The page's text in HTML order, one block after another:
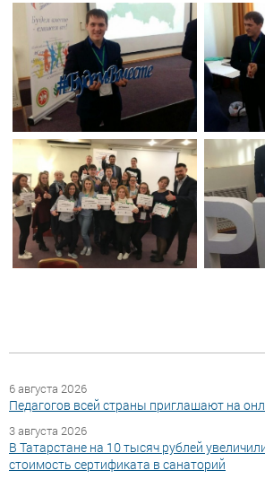
6 августа 2026
Педагогов всей страны приглашают на
3 августа 2026
В Татарстане на 10 тысяч рублей
стоимость сертификата в санаторий